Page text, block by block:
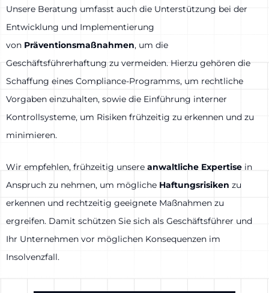
Unsere Beratung umfasst auch die Unterstützung bei der
Entwicklung und Implementierung
von Präventionsmaßnahmen, um die
Geschäftsführerhaftung zu vermeiden. Hierzu gehören die
Schaffung eines Compliance-Programms, um rechtliche
Vorgaben einzuhalten, sowie die Einführung interner
Kontrollsysteme, um Risiken frühzeitig zu erkennen und zu
minimieren.
Wir empfehlen, frühzeitig unsere anwaltliche Expertise in
Anspruch zu nehmen, um mögliche Haftungsrisiken zu
erkennen und rechtzeitig geeignete Maßnahmen zu
ergreifen. Damit schützen Sie sich als Geschäftsführer und
Ihr Unternehmen vor möglichen Konsequenzen im
Insolvenzfall.